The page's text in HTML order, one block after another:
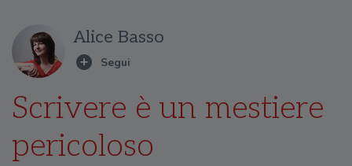
Alice Basso
Scrivere è un mestiere
pericoloso